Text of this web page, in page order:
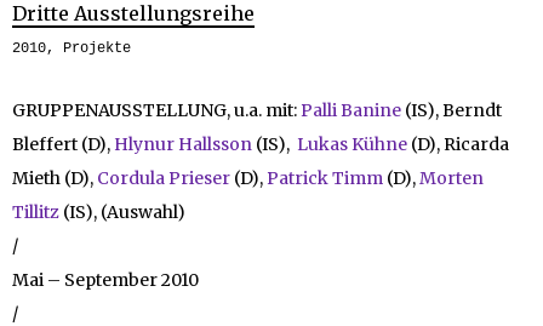
Dritte Ausstellungsreihe
2010, Projekte
GRUPPENAUSSTELLUNG, u.a. mit:Palli Banine (IS), Berndt
Bleffert (D), Hlynur Hallsson (IS), Lukas Kühne (D), Ricarda
Mieth (D), Cordula Prieser (D),Patrick Timm (D),Morten
Tillitz (IS), (Auswahl)
/
Mai – September 2010
/